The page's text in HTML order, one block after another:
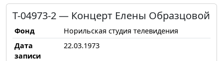
Т-04973-2 — Концерт Елены Образцовой
Фонд
Норильская студия телевидения
Дата
записи
22.03.1973